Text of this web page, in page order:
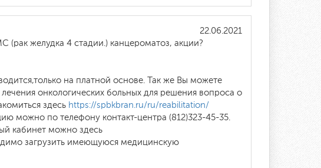
22.06.2021
желудка 4 стадии.) канцероматоз, акции?
на платной основе. Так же Вы можете
онкологических больных для решения вопроса о
здесь https://spbkbran.ru/ru/reabilitation/
можно по телефону контакт-центра (812)323-45-35.
кабинет можно здесь
загрузить имеющуюся медицинскую